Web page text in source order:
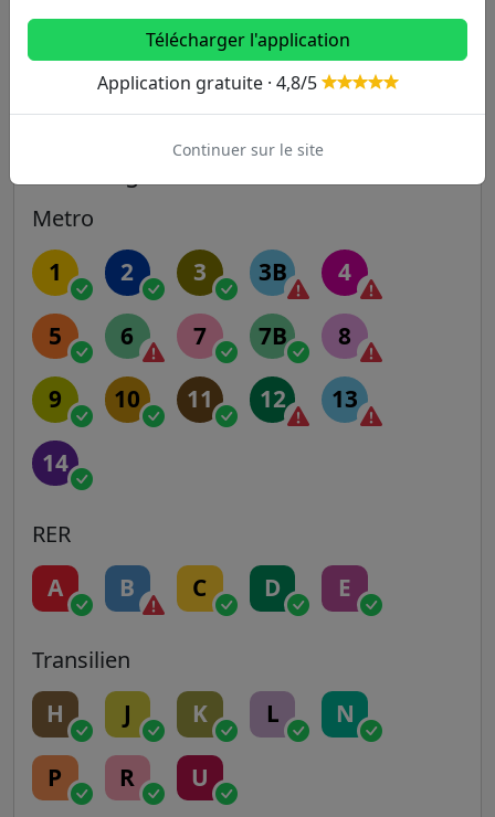
Eglise Notre Dame 346
Foch - Marne 346 902m
Metro
1 2 3 3B 4
5 6 7 7B 8
9 10 11 12 13
14
RER
A B C D E
Transilien
H J K L N
P R U
Télécharger l'application
Application gratuite · 4,8/5
Continuer sur le site